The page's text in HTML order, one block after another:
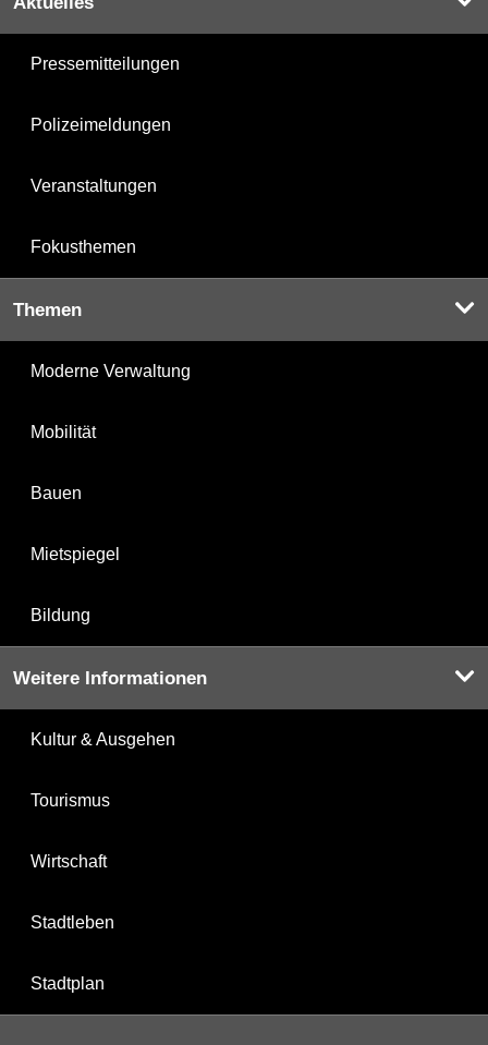
Pressemitteilungen
Polizeimeldungen
Veranstaltungen
Fokusthemen
Themen
Moderne Verwaltung
Mobilität
Bauen
Mietspiegel
Bildung
Weitere Informationen
Kultur & Ausgehen
Tourismus
Wirtschaft
Stadtleben
Stadtplan